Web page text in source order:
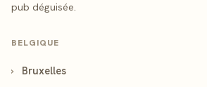
pub déguisée.
BELGIQUE
›
Bruxelles